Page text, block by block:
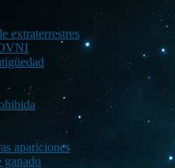
extraterrestres
apariciones
ganado